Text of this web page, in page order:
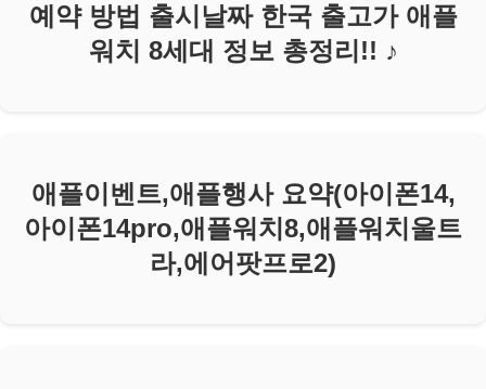
예약 방법 출시날짜 한국 출고가 애플
워치 8세대 정보 총정리!! ♪
애플이벤트,애플행사 요약(아이폰14,
아이폰14pro,애플워치8,애플워치울트
라,에어팟프로2)